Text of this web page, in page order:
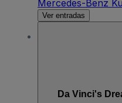
Mercedes-Benz
Ver entradas
Da Vinci's